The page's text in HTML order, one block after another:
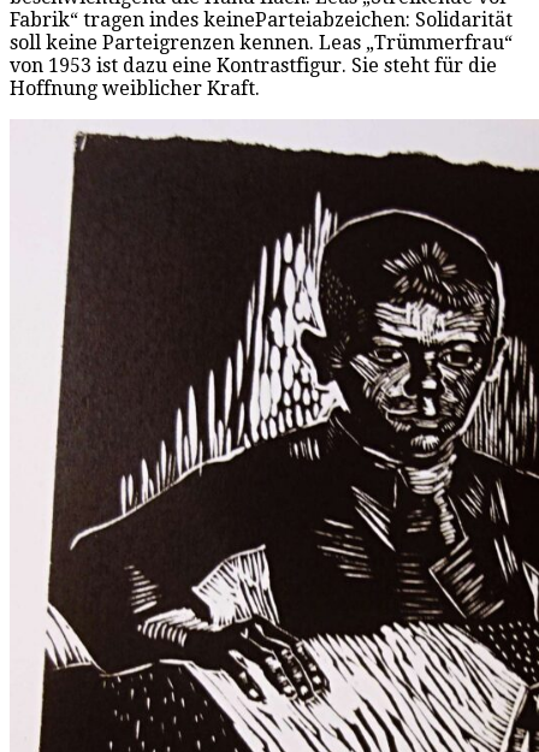
Fabrik“ tragen indes keineParteiabzeichen: Solidarität
soll keine Parteigrenzen kennen. Leas „Trümmerfrau“
von 1953 ist dazu eine Kontrastfigur. Sie steht für die
Hoffnung weiblicher Kraft.